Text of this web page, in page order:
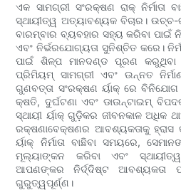
ଏକ ସାମଗ୍ରୀ ସଂରକ୍ଷଣ ରାକ୍ ନିର୍ମାତା
ସ୍ଥାୟୀତ୍ୱ ଅତ୍ୟାବଶ୍ୟକ ବିଚାର। ଉଚ୍ଚ-
ବାରମ୍ବାର ବ୍ୟବହାର ସହ୍ୟ କରିବା ପାଇଁ
ଏବଂ ନିର୍ଭରଯୋଗ୍ୟତା ସୁନିଶ୍ଚିତ କରେ।
ପାଇଁ ଶିଳ୍ପ ମାନଦଣ୍ଡ ପୂରଣ କରୁଥିବା
ପ୍ରିମିୟମ୍ ସାମଗ୍ରୀ ଏବଂ ଉନ୍ନତ
ଗୁଣବତ୍ତା ସଂରକ୍ଷଣ ର୍ୟାକ୍ ରେ
କ୍ଷତି, ଦୁର୍ଘଟଣା ଏବଂ ଡାଉନ୍ଟାଇମ୍
ସ୍ଥାୟୀ ର୍ୟାକ୍ ଗୁଡ଼ିକର ଜୀବନକାଳ ଅଧିକ
ରକ୍ଷଣାବେକ୍ଷଣର ଆବଶ୍ୟକତାକୁ ହ୍ରାସ
ର୍ୟାକ୍ ନିର୍ମାତା ବାଛିବା ସମୟରେ,
ମୂଲ୍ୟାଙ୍କନ କରିବା ଏବଂ
ଆପଣଙ୍କର ନିର୍ଦ୍ଦିଷ୍ଟ ଆବଶ୍ୟକତା
ଗୁରୁତ୍ୱପୂର୍ଣ୍ଣ।